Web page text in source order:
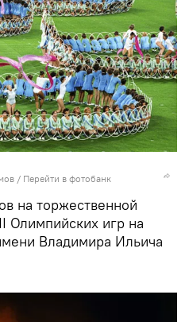
/ Перейти в фотобанк
на торжественной
Олимпийских игр на
Владимира Ильича